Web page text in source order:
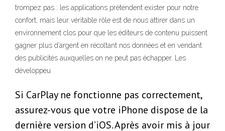
trompez pas : les applications prétendent exister pour notre
confort, mais leur véritable rôle est de nous attirer dans un
environnement clos pour que les éditeurs de contenu puissent
gagner plus d’argent en récoltant nos données et en vendant
des publicités auxquelles on ne peut pas échapper. Les
développeu
Si CarPlay ne fonctionne pas correctement,
assurez-vous que votre iPhone dispose de la
dernière version d’iOS. Après avoir mis à jour